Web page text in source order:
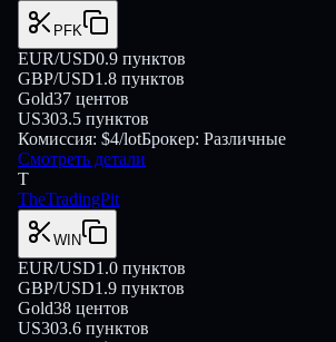
PFK
EUR/USD0.9 пунктов
GBP/USD1.8 пунктов
Gold37 центов
US303.5 пунктов
Комиссия: $4/lotБрокер: Различные
Смотреть детали
T
TheTradingPit
WIN
EUR/USD1.0 пунктов
GBP/USD1.9 пунктов
Gold38 центов
US303.6 пунктов